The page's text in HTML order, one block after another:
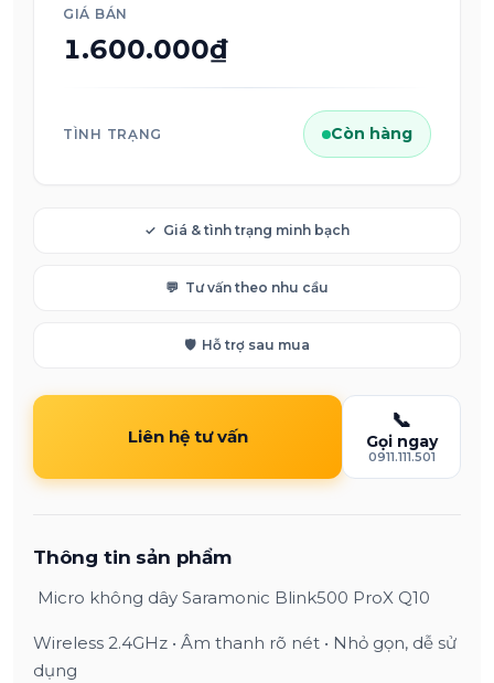
GIÁ BÁN
1.600.000₫
TÌNH TRẠNG Còn hàng
✓ Giá & tình trạng minh bạch
💬 Tư vấn theo nhu cầu
🛡️ Hỗ trợ sau mua
Liên hệ tư vấn
📞
Gọi ngay
0911.111.501
Thông tin sản phẩm
Micro không dây Saramonic Blink500 ProX Q10
Wireless 2.4GHz • Âm thanh rõ nét • Nhỏ gọn, dễ sử
dụng